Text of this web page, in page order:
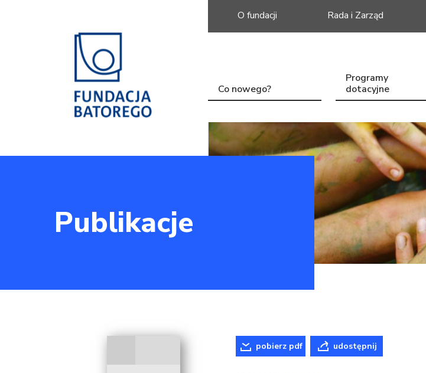
O fundacji Rada i Zarząd
Co nowego?
Programy
dotacyjne
Publikacje
pobierz pdf udostępnij